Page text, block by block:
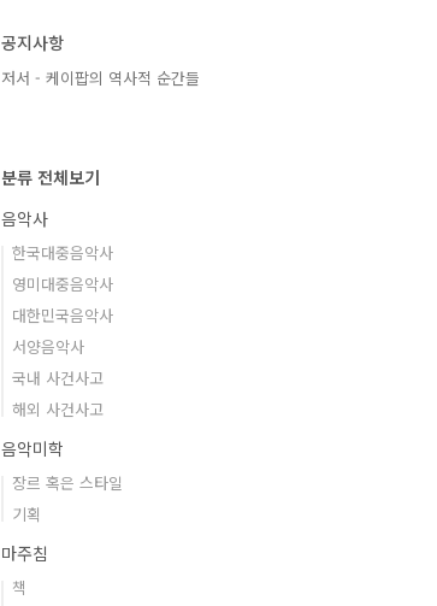
공지사항
저서 - 케이팝의 역사적 순간들
분류 전체보기
음악사
한국대중음악사
영미대중음악사
대한민국음악사
서양음악사
국내 사건사고
해외 사건사고
음악미학
장르 혹은 스타일
기획
마주침
책